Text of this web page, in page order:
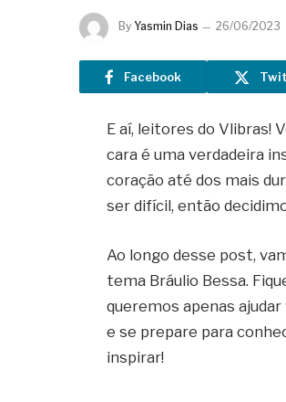
By Yasmin Dias 26/06/2023
Facebook
E aí, leitores do Vlibras!
cara é uma verdadeira
coração até dos mais
ser difícil, então
Ao longo desse post,
tema Bráulio Bessa.
queremos apenas
e se prepare para
inspirar!